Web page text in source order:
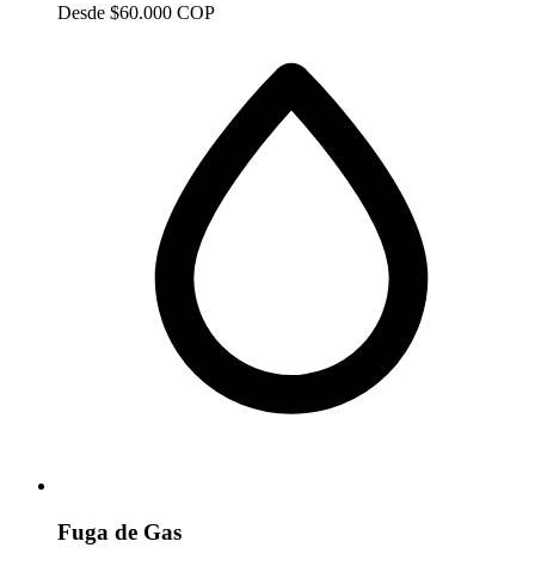
Desde $60.000 COP
Fuga de Gas